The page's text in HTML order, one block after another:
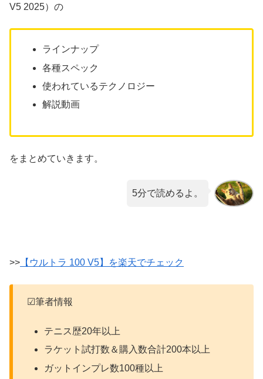
V5 2025）の
ラインナップ
各種スペック
使われているテクノロジー
解説動画
をまとめていきます。
5分で読めるよ。
>> 【ウルトラ 100 V5】を楽天でチェック
☑筆者情報
テニス歴20年以上
ラケット試打数＆購入数合計200本以上
ガットインプレ数100種以上